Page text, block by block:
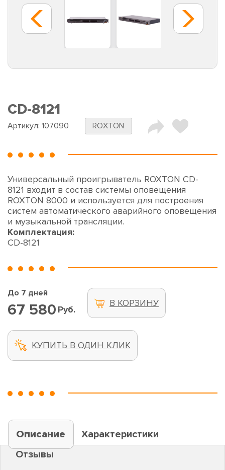
CD-8121
Артикул: 107090 ROXTON
Универсальный проигрыватель ROXTON CD-
8121 входит в состав системы оповещения
ROXTON 8000 и используется для построения
систем автоматического аварийного оповещения
и музыкальной трансляции.
Комплектация:
CD-8121
До 7 дней
67 580 Руб.
В КОРЗИНУ
КУПИТЬ В ОДИН КЛИК
Описание
Характеристики
Отзывы